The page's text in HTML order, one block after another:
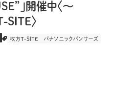
」開催中〈〜
SITE〉
枚方T-SITE パナソニックパンサーズ